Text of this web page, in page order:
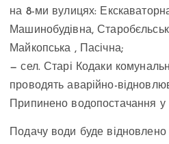
на 8-ми вулицях:
Машинобудівна,
Майкопська , Пасічна;
— сел. Старі Кодаки
проводять аварійно-
Припинено водопостачання
Подачу води буде